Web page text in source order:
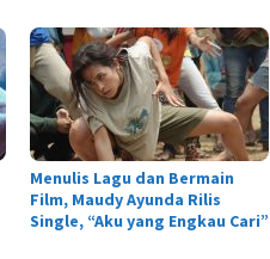
Menulis Lagu dan Bermain
Film, Maudy Ayunda Rilis
Single, “Aku yang Engkau Cari”